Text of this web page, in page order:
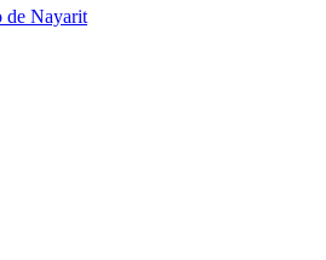
de Nayarit